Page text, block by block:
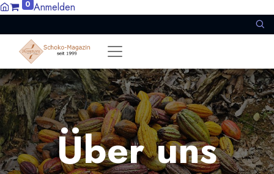
0 Anmelden
Über uns